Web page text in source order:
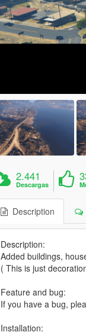
2.441
Descargas
Description
Description:
Added buildings,
( This is just
Feature and bug:
If you have a bug,
Installation: